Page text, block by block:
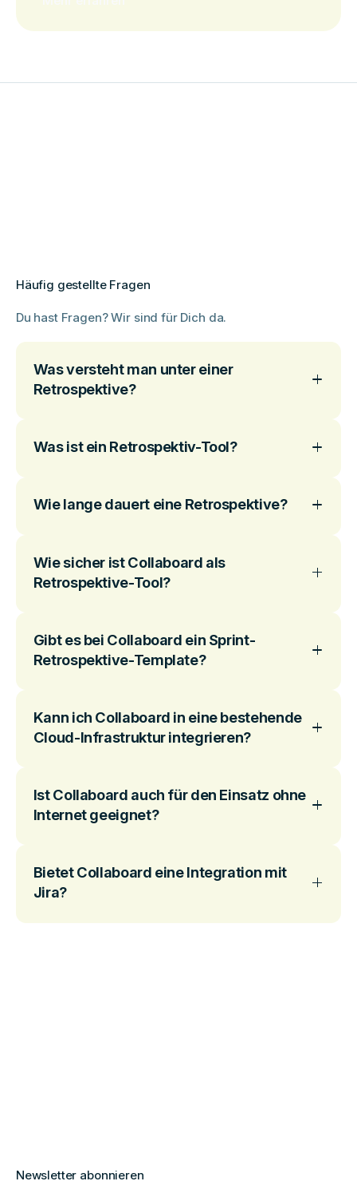
Häufig gestellte Fragen
Du hast Fragen? Wir sind für Dich da.
Was versteht man unter einer
Retrospektive?
Was ist ein Retrospektiv-Tool?
Wie lange dauert eine Retrospektive?
Wie sicher ist Collaboard als
Retrospektive-Tool?
Gibt es bei Collaboard ein Sprint-
Retrospektive-Template?
Kann ich Collaboard in eine bestehende
Cloud-Infrastruktur integrieren?
Ist Collaboard auch für den Einsatz ohne
Internet geeignet?
Bietet Collaboard eine Integration mit
Jira?
Newsletter abonnieren